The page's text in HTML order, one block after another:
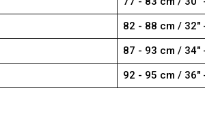
82 - 88 cm / 32"
87 - 93 cm / 34"
92 - 95 cm / 36"